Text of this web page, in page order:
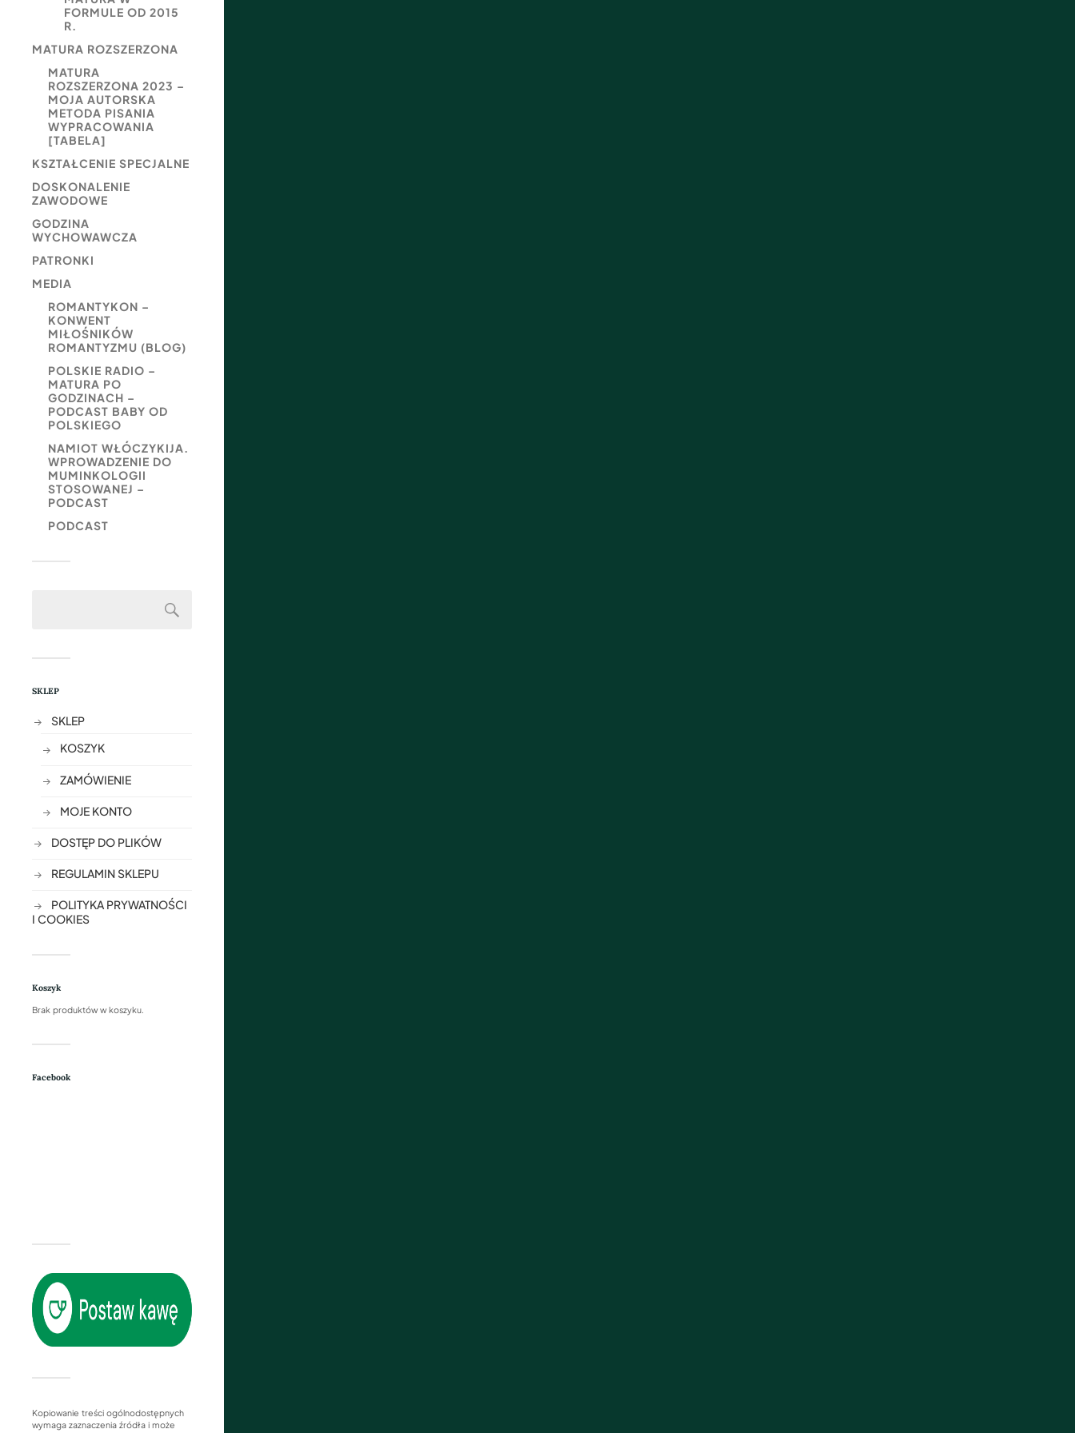
FORMULE OD 2015
R.
MATURA ROZSZERZONA
MATURA
ROZSZERZONA 2023 –
MOJA AUTORSKA
METODA PISANIA
WYPRACOWANIA
[TABELA]
KSZTAŁCENIE SPECJALNE
DOSKONALENIE
ZAWODOWE
GODZINA
WYCHOWAWCZA
PATRONKI
MEDIA
ROMANTYKON –
KONWENT
MIŁOŚNIKÓW
ROMANTYZMU (BLOG)
POLSKIE RADIO –
MATURA PO
GODZINACH –
PODCAST BABY OD
POLSKIEGO
NAMIOT WŁÓCZYKIJA.
WPROWADZENIE DO
MUMINKOLOGII
STOSOWANEJ –
PODCAST
PODCAST
SKLEP
SKLEP
KOSZYK
ZAMÓWIENIE
MOJE KONTO
DOSTĘP DO PLIKÓW
REGULAMIN SKLEPU
POLITYKA PRYWATNOŚCI
I COOKIES
Koszyk
Brak produktów w koszyku.
Facebook
Kopiowanie treści ogólnodostępnych
wymaga zaznaczenia źródła i może